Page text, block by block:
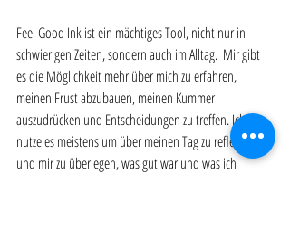
Feel Good Ink ist ein mächtiges Tool, nicht nur in
schwierigen Zeiten, sondern auch im Alltag.  Mir gibt
es die Möglichkeit mehr über mich zu erfahren,
meinen Frust abzubauen, meinen Kummer
auszudrücken und Entscheidungen zu treffen. Ich
nutze es meistens um über meinen Tag zu reflektieren
und mir zu überlegen, was gut war und was ich